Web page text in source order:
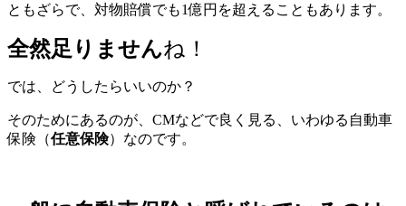
ともざらで、対物賠償でも1億円を超えることもあります。
全然足りませんね！
では、どうしたらいいのか？
そのためにあるのが、CMなどで良く見る、いわゆる自動車
保険（任意保険）なのです。